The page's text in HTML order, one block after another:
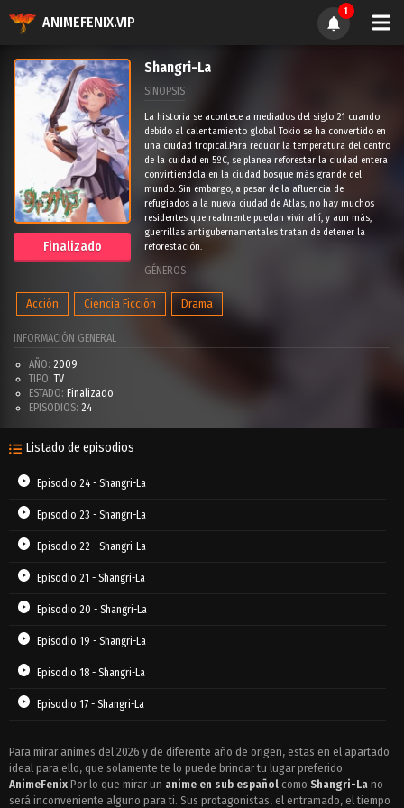
ANIMEFENIX.VIP
1
Finalizado
Shangri-La
SINOPSIS
La historia se acontece a mediados del siglo 21 cuando
debido al calentamiento global Tokio se ha convertido en
una ciudad tropical.Para reducir la temperatura del centro
de la cuidad en 5ºC, se planea reforestar la ciudad entera
convirtiéndola en la ciudad bosque más grande del
mundo. Sin embargo, a pesar de la afluencia de
refugiados a la nueva ciudad de Atlas, no hay muchos
residentes que realmente puedan vivir ahí, y aun más,
guerrillas antigubernamentales tratan de detener la
reforestación.
GÉNEROS
Acción Ciencia Ficción Drama
INFORMACIÓN GENERAL
AÑO: 2009
TIPO: TV
ESTADO: Finalizado
EPISODIOS: 24
Listado de episodios
Episodio 24 - Shangri-La
Episodio 23 - Shangri-La
Episodio 22 - Shangri-La
Episodio 21 - Shangri-La
Episodio 20 - Shangri-La
Episodio 19 - Shangri-La
Episodio 18 - Shangri-La
Episodio 17 - Shangri-La
Episodio 15 - Shangri-La
Episodio 14 - Shangri-La
Para mirar animes del 2026 y de diferente año de origen, estas en el apartado
ideal para ello, que solamente te lo puede brindar tu lugar preferido
AnimeFenix Por lo que mirar un anime en sub español como Shangri-La no
será inconveniente alguno para ti. Sus protagonistas, el entramado, el tiempo